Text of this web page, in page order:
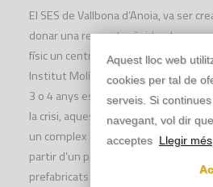
El SES de Vallbona d’Anoia, va ser
donar una resposta ràpida a la
físic un centre de nova creació que
Institut Molí de la Vila de
3 o 4 anys es construiria el centre
la crisi, aquest projecte es va
un complex construït amb diferents
partir d’un passadís central, de
prefabricats que donen una imatge
Aquest lloc web
cookies per tal de
serveis. Si continues
navegant, vol dir
acceptes Llegir més